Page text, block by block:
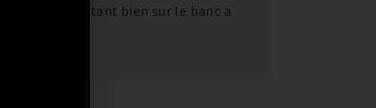
test restant bien sur le banc a